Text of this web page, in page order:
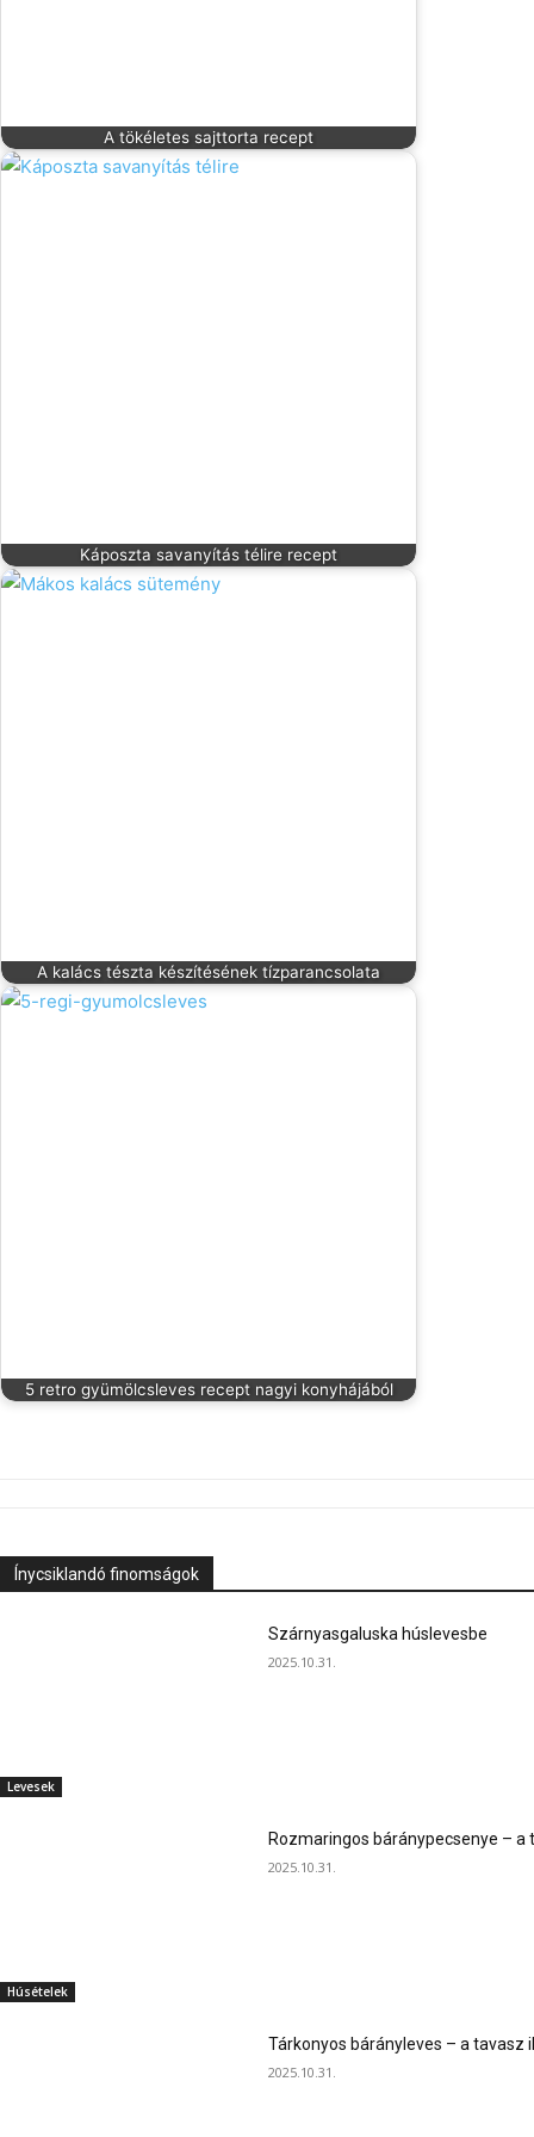
A tökéletes sajttorta recept
Káposzta savanyítás télire recept
A kalács tészta készítésének tízparancsolata
5 retro gyümölcsleves recept nagyi konyhájából
Ínycsiklandó finomságok
Levesek
Szárnyasgaluska húslevesbe
2025.10.31.
Húsételek
Rozmaringos báránypecsenye – a
2025.10.31.
Tárkonyos bárányleves – a tavasz
2025.10.31.